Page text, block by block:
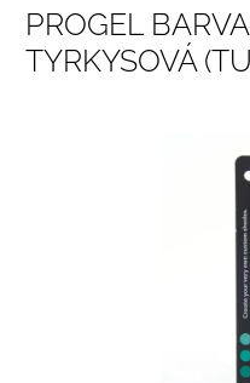
PROGEL
TYRKYSOVÁ